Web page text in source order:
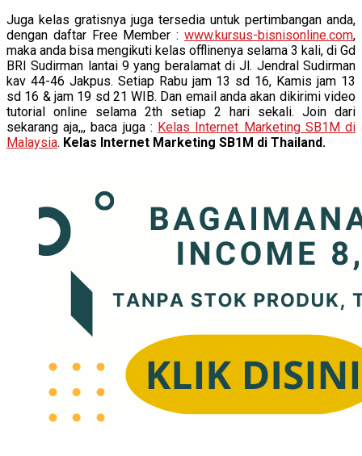
Juga kelas gratisnya juga tersedia untuk pertimbangan anda,
dengan daftar Free Member : www.kursus-bisnisonline.com,
maka anda bisa mengikuti kelas offlinenya selama 3 kali, di Gd
BRI Sudirman lantai 9 yang beralamat di Jl. Jendral Sudirman
kav 44-46 Jakpus. Setiap Rabu jam 13 sd 16, Kamis jam 13
sd 16 & jam 19 sd 21 WIB. Dan email anda akan dikirimi video
tutorial online selama 2th setiap 2 hari sekali. Join dari
sekarang aja,,, baca juga : Kelas Internet Marketing SB1M di
Malaysia. Kelas Internet Marketing SB1M di Thailand.